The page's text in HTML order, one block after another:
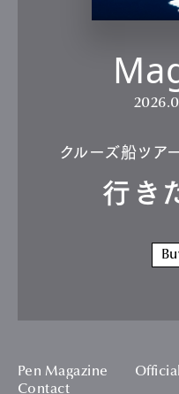
クルーズ船ツア
行き
Pen Magazine
Contact